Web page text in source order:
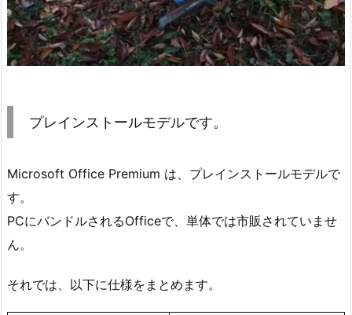
プレインストールモデルです。
Microsoft Office Premium は、プレインストールモデルで
す。
PCにバンドルされるOfficeで、単体では市販されていませ
ん。
それでは、以下に仕様をまとめます。